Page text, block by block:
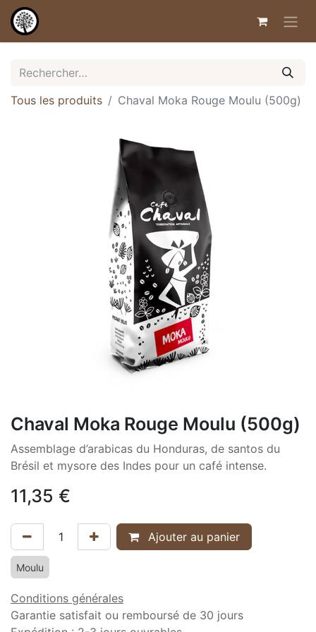
Tous les produits Chaval Moka Rouge Moulu (500g)
Chaval Moka Rouge Moulu (500g)
Assemblage d’arabicas du Honduras, de santos du
Brésil et mysore des Indes pour un café intense.
11,35 €
Ajouter au panier
Moulu
Conditions générales
Garantie satisfait ou remboursé de 30 jours